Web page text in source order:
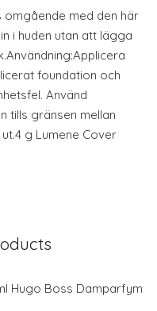
med den här
i huden utan att lägga
foundation och
Använd
tills gränsen mellan
g Lumene Cover